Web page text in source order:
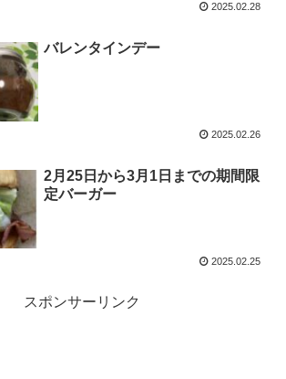
2025.02.28
バレンタインデー
2025.02.26
2月25日から3月1日までの期間限
定バーガー
2025.02.25
スポンサーリンク